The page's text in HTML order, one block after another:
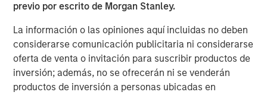
previo por escrito de Morgan Stanley.
La información o las opiniones aquí incluidas no deben
considerarse comunicación publicitaria ni considerarse
oferta de venta o invitación para suscribir productos de
inversión; además, no se ofrecerán ni se venderán
productos de inversión a personas ubicadas en
Vishal Khanduja, CFA
Managing Director